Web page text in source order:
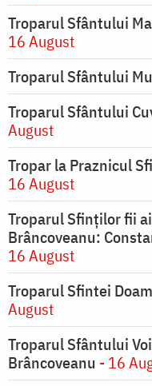
Troparul Sfântului
16 August
Troparul Sfântului
Troparul Sfântului
August
Tropar la Praznicul
16 August
Troparul Sfinților fii
Brâncoveanu:
16 August
Troparul Sfintei
August
Troparul Sfântului
Brâncoveanu - 16